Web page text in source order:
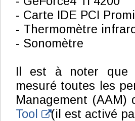
- Carte IDE PCI
- Thermomètre
- Sonomètre
Il est à noter que
mesuré toutes les
Management
Tool
(il est activé